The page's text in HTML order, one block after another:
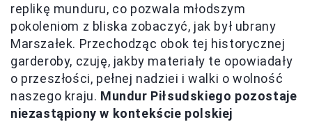
replikę munduru, co pozwala młodszym
pokoleniom z bliska zobaczyć, jak był ubrany
Marszałek. Przechodząc obok tej historycznej
garderoby, czuję, jakby materiały te opowiadały
o przeszłości, pełnej nadziei i walki o wolność
naszego kraju. Mundur Piłsudskiego pozostaje
niezastąpiony w kontekście polskiej